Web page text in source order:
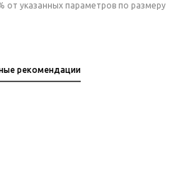
от указанных параметров по размеру
рекомендации